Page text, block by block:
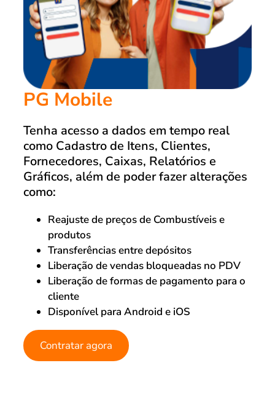
PG Mobile
Tenha acesso a dados em tempo real
como Cadastro de Itens, Clientes,
Fornecedores, Caixas, Relatórios e
Gráficos, além de poder fazer alterações
como:
Reajuste de preços de Combustíveis e
produtos
Transferências entre depósitos
Liberação de vendas bloqueadas no PDV
Liberação de formas de pagamento para o
cliente
Disponível para Android e iOS
Contratar agora